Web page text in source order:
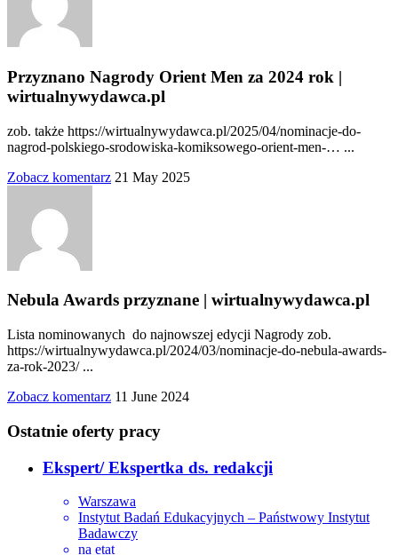
Przyznano Nagrody Orient Men za 2024 rok |
wirtualnywydawca.pl
zob. także https://wirtualnywydawca.pl/2025/04/nominacje-do-
nagrod-polskiego-srodowiska-komiksowego-orient-men-… ...
Zobacz komentarz 21 May 2025
Nebula Awards przyznane | wirtualnywydawca.pl
Lista nominowanych do najnowszej edycji Nagrody zob.
https://wirtualnywydawca.pl/2024/03/nominacje-do-nebula-awards-
za-rok-2023/ ...
Zobacz komentarz 11 June 2024
Ostatnie oferty pracy
Ekspert/ Ekspertka ds. redakcji
Warszawa
Instytut Badań Edukacyjnych – Państwowy Instytut
Badawczy
na etat